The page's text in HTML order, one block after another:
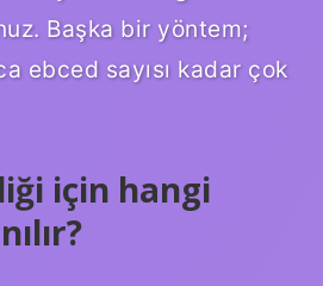
Başka bir yöntem;
ebced sayısı kadar çok
için hangi